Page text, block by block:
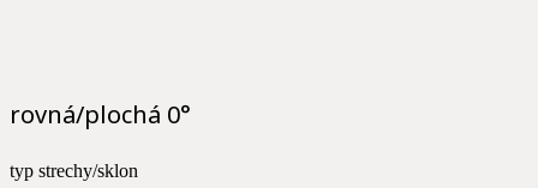
rovná/plochá 0°
typ strechy/sklon